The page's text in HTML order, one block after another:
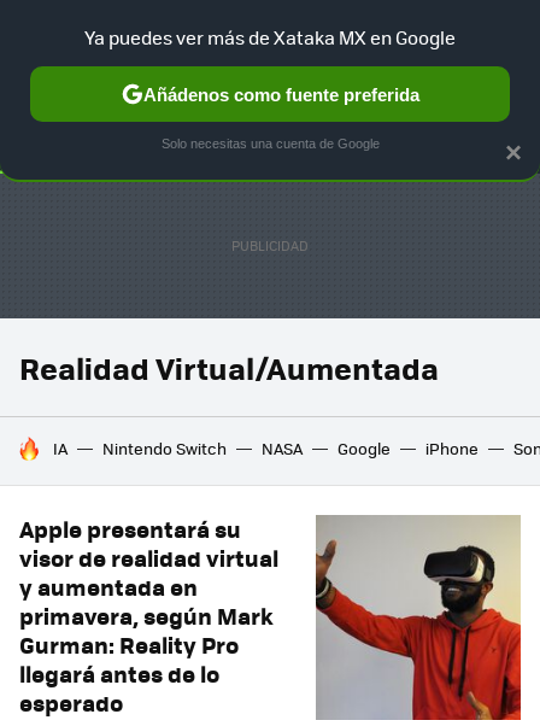
SELECCIÓN GAMING HOME AUTO TERRITORIO
Realidad Virtual/Aumentada
HOY SE HABLA DE
IA Nintendo Switch NASA Google iPhone
Apple presentará su
visor de realidad virtual
y aumentada en
primavera, según Mark
Gurman: Reality Pro
llegará antes de lo
esperado
×
Ya puedes ver más de Xataka MX en Google
Añádenos como fuente preferida
Solo necesitas una cuenta de Google